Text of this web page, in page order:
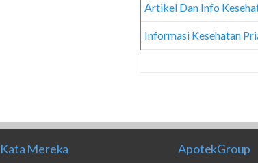
Artikel Dan Info
Informasi Kesehatan
Kata Mereka ApotekGroup